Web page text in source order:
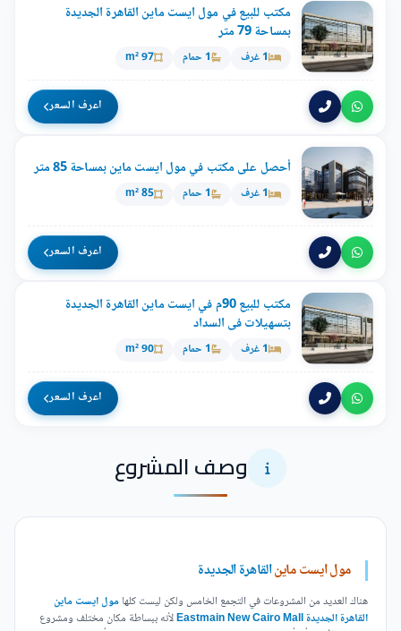
مكتب للبيع في مول ايست ماين القاهرة الجديدة
بمساحة 79 متر
1 غرف 1 حمام 97 m²
اعرف السعر
أحصل على مكتب في مول ايست ماين بمساحة 85 متر
1 غرف 1 حمام 85 m²
اعرف السعر
مكتب للبيع 90م في ايست ماين القاهرة الجديدة
بتسهيلات فى السداد
1 غرف 1 حمام 90 m²
اعرف السعر
وصف المشروع
مول ايست ماينالقاهرة الجديدة
هناك العديد من المشروعات في التجمع الخامس ولكن ليست كلهامول ايست ماين
القاهرة الجديدة Eastmain New Cairo Mall
لأنه ببساطة مكان مختلف ومشروع